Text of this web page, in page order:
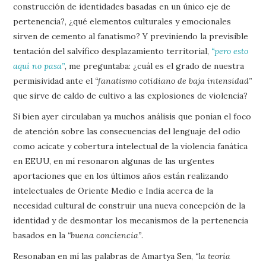
construcción de identidades basadas en un único eje de
pertenencia?, ¿qué elementos culturales y emocionales
sirven de cemento al fanatismo? Y previniendo la previsible
tentación del salvífico desplazamiento territorial, “pero esto
aquí no pasa”, me preguntaba: ¿cuál es el grado de nuestra
permisividad ante el “fanatismo cotidiano de baja intensidad”
que sirve de caldo de cultivo a las explosiones de violencia?
Si bien ayer circulaban ya muchos análisis que ponían el foco
de atención sobre las consecuencias del lenguaje del odio
como acicate y cobertura intelectual de la violencia fanática
en EEUU, en mí resonaron algunas de las urgentes
aportaciones que en los últimos años están realizando
intelectuales de Oriente Medio e India acerca de la
necesidad cultural de construir una nueva concepción de la
identidad y de desmontar los mecanismos de la pertenencia
basados en la “buena conciencia”.
Resonaban en mí las palabras de Amartya Sen, “la teoría